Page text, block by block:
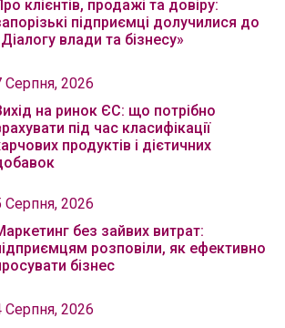
клієнтів, продажі та довіру:
підприємці долучилися до
влади та бізнесу»
Серпня, 2026
на ринок ЄС: що потрібно
під час класифікації
продуктів і дієтичних
Серпня, 2026
без зайвих витрат:
розповіли, як ефективно
бізнес
Серпня, 2026